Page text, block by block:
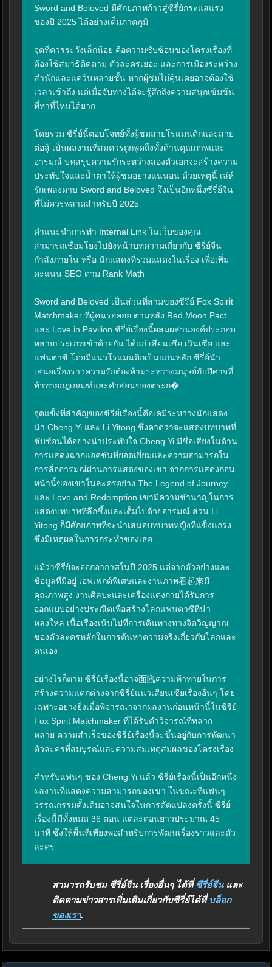
Sword and Beloved มีศักยภาพก้าวสู่ซีรี่ย์กระแสแรง
ของปี 2025 ได้อย่างเต็มภาคภูมิ
จุดที่ควรระวังเล็กน้อย คือความซับซ้อนของโครงเรื่องที่
ต้องใช้สมาธิติดตาม ตัวละครเยอะ และการเมืองระหว่าง
สำนักและแคว้นหลายชั้น หากผู้ชมไม่คุ้นเคยอาจต้องใช้
เวลาเข้าถึง แต่เมื่อจับทางได้จะรู้สึกถึงความสนุกเข้มข้น
ที่หาที่ไหนได้ยาก
โดยรวม ซีรี่ย์นี้ตอบโจทย์ทั้งผู้ชมสายโรแมนติกและสาย
ต่อสู้ เป็นผลงานที่สมควรถูกพูดถึงทั้งด้านคุณภาพและ
อารมณ์ บทสรุปความรักระหว่างสองตัวเอกจะสร้างความ
ประทับใจและน้ำตาให้ผู้ชมอย่างแน่นอน ด้วยเหตุนี้ เล่ห์
รักเพลงดาบ Sword and Beloved จึงเป็นอีกหนึ่งซีรี่ย์จีน
ที่ไม่ควรพลาดสำหรับปี 2025
คำแนะนำการทำ Internal Link ในเว็บของคุณ
สามารถเชื่อมโยงไปยังหน้าบทความเกี่ยวกับ ซีรี่ย์จีน
กำลังภายใน หรือ นักแสดงที่ร่วมแสดงในเรื่อง เพื่อเพิ่ม
คะแนน SEO ตาม Rank Math
Sword and Beloved เป็นส่วนที่สามของซีรีย์ Fox Spirit
Matchmaker ที่ผู้คนรอคอย ตามหลัง Red Moon Pact
และ Love in Pavilion ซีรี่ย์เรื่องนี้ผสมผสานองค์ประกอบ
หลายประเภทเข้าด้วยกัน ได้แก่ เสียนเซีย เวินเซีย และ
แฟนตาซี โดยมีแนวโรแมนติกเป็นแกนหลัก ซีรี่ย์นำ
เสนอเรื่องราวความรักต้องห้ามระหว่างมนุษย์กับปีศาจที่
ท้าทายกฎเกณฑ์และคำสอนของตระก�
จุดแข็งที่สำคัญของซีรี่ย์เรื่องนี้คือเคมีระหว่างนักแสดง
นำ Cheng Yi และ Li Yitong ซึ่งคาดว่าจะแสดงบทบาทที่
ซับซ้อนได้อย่างน่าประทับใจ Cheng Yi มีชื่อเสียงในด้าน
การแสดงฉากแอคชั่นที่ยอดเยี่ยมและความสามารถใน
การสื่ออารมณ์ผ่านการแสดงของเขา จากการแสดงก่อน
หน้านี้ของเขาในละครอย่าง The Legend of Journey
และ Love and Redemption เขามีความชำนาญในการ
แสดงบทบาทที่ลึกซึ้งและเต็มไปด้วยอารมณ์ ส่วน Li
Yitong ก็มีศักยภาพที่จะนำเสนอบทบาทหญิงที่แข็งแกร่ง
ซึ่งมีเหตุผลในการกระทำของเธอ
แม้ว่าซีรี่ย์จะออกอากาศในปี 2025 แต่จากตัวอย่างและ
ข้อมูลที่มีอยู่ เอฟเฟกต์พิเศษและงานภาพ看起來มี
คุณภาพสูง งานศิลปะและเครื่องแต่งกายได้รับการ
ออกแบบอย่างประณีตเพื่อสร้างโลกแฟนตาซีที่น่า
หลงใหล เนื้อเรื่องเน้นไปที่การเดินทางทางจิตวิญญาณ
ของตัวละครหลักในการค้นหาความจริงเกี่ยวกับโลกและ
ตนเอง
อย่างไรก็ตาม ซีรี่ย์เรื่องนี้อาจ面臨ความท้าทายในการ
สร้างความแตกต่างจากซีรี่ย์แนวเสียนเซียเรื่องอื่นๆ โดย
เฉพาะอย่างยิ่งเมื่อพิจารณาจากผลงานก่อนหน้านี้ในซีรีย์
Fox Spirit Matchmaker ที่ได้รับคำวิจารณ์ที่หลาก
หลาย ความสำเร็จของซีรี่ย์เรื่องนี้จะขึ้นอยู่กับการพัฒนา
ตัวละครที่สมบูรณ์และความสมเหตุสมผลของโครงเรื่อง
สำหรับแฟนๆ ของ Cheng Yi แล้ว ซีรี่ย์เรื่องนี้เป็นอีกหนึ่ง
ผลงานที่แสดงความสามารถของเขา ในขณะที่แฟนๆ
วรรณกรรมดั้งเดิมอาจสนใจในการดัดแปลงครั้งนี้ ซีรี่ย์
เรื่องนี้มีทั้งหมด 36 ตอน แต่ละตอนยาวประมาณ 45
นาที ซึ่งให้พื้นที่เพียงพอสำหรับการพัฒนเรื่องราวและตัว
ละคร
สามารถรับชม ซีรี่ย์จีน เรื่องอื่นๆ ได้ที่ซีรี่ย์จีนและ
ติดตามข่าวสารเพิ่มเติมเกี่ยวกับซีรี่ย์ได้ที่ บล็อก
ของเรา.